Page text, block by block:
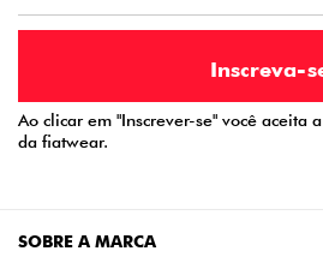
Ao clicar em "Inscrever-se" você aceita a
da fiatwear.
SOBRE A MARCA